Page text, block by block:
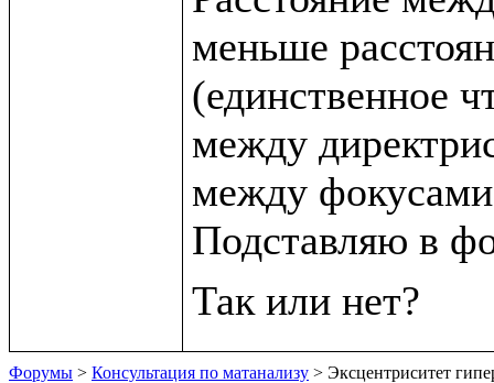
меньше
(единственное
между
между
Подставляю в
Форумы > Консультация по матанализу > Эксцентриситет